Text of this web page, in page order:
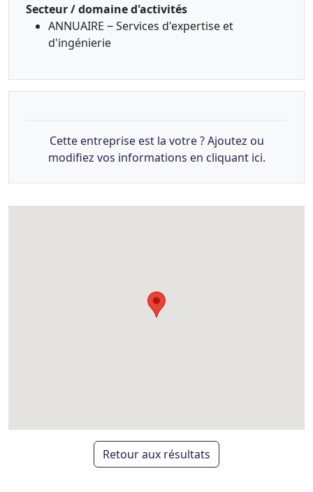
Secteur / domaine d'activités
ANNUAIRE ‒ Services d'expertise et
d'ingénierie
Cette entreprise est la votre ? Ajoutez ou
modifiez vos informations en cliquant ici.
Retour aux résultats